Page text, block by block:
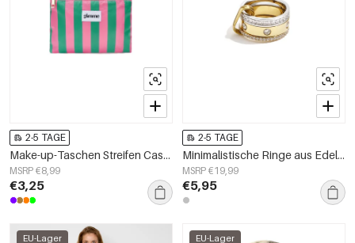
2-5 TAGE
Make-up-Taschen Streifen Casual Polyester Täglich Zubehör
MSRP €8,99
€3,25
2-5 TAGE
Minimalistische Ringe aus Edelstahl, Kreis, Schlicht, Alltagsschmuck, Damenschmuck
MSRP €19,99
€5,95
EU-Lager EU-Lager